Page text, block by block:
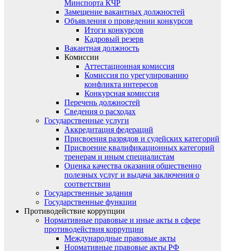
Минспорта КЧР
Замещение вакантных должностей
Объявления о проведении конкурсов
Итоги конкурсов
Кадровый резерв
Вакантная должность
Комиссии
Аттестационная комиссия
Комиссия по урегулированию
конфликта интересов
Конкурсная комиссия
Перечень должностей
Сведения о расходах
Государственные услуги
Аккредитация федераций
Присвоения разрядов и судейских категорий
Присвоение квалификационных категорий
тренерам и иным специалистам
Оценка качества оказания общественно
полезных услуг и выдача заключения о
соответствии
Государственные задания
Государственные функции
Противодействие коррупции
Нормативные правовые и иные акты в сфере
противодействия коррупции
Международные правовые акты
Нормативные правовые акты РФ